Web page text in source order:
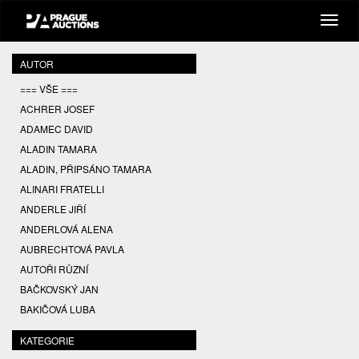
AUTOR
=== VŠE ===
ACHRER JOSEF
ADAMEC DAVID
ALADIN TAMARA
ALADIN, PŘIPSÁNO TAMARA
ALINARI FRATELLI
ANDERLE JIŘÍ
ANDERLOVÁ ALENA
AUBRECHTOVÁ PAVLA
AUTOŘI RŮZNÍ
BAČKOVSKÝ JAN
BAKIČOVÁ LUBA
BALCAR JIŘÍ
BALCAR KAREL
KATEGORIE